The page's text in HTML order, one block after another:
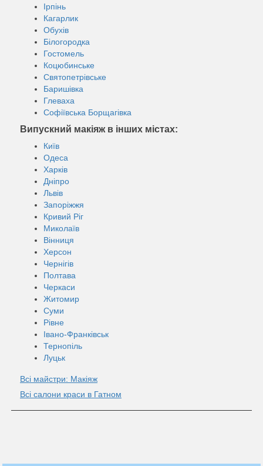
Ірпінь
Кагарлик
Обухів
Білогородка
Гостомель
Коцюбинське
Святопетрівське
Баришівка
Глеваха
Софіївська Борщагівка
Випускний макіяж в інших містах:
Київ
Одеса
Харків
Дніпро
Львів
Запоріжжя
Кривий Ріг
Миколаїв
Вінниця
Херсон
Чернігів
Полтава
Черкаси
Житомир
Суми
Рівне
Івано-Франківськ
Тернопіль
Луцьк
Всі майстри: Макіяж
Всі салони краси в Гатном